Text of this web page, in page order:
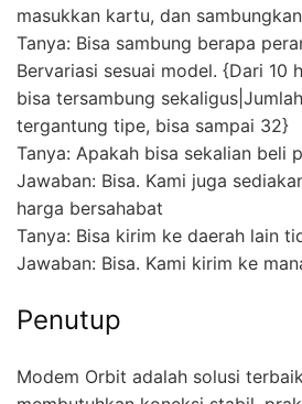
masukkan kartu, dan
Tanya: Bisa sambung berapa
Bervariasi sesuai model. {Dari 10
bisa tersambung
tergantung tipe, bisa sampai 32}
Tanya: Apakah bisa sekalian beli
Jawaban: Bisa. Kami juga
harga bersahabat
Tanya: Bisa kirim ke daerah lain
Jawaban: Bisa. Kami kirim ke
Penutup
Modem Orbit adalah solusi